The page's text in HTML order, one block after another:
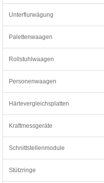
Unterflurwägung
Palettenwaagen
Rollstuhlwaagen
Personenwaagen
Härtevergleichsplatten
Kraftmessgeräte
Schnittstellenmodule
Stützringe